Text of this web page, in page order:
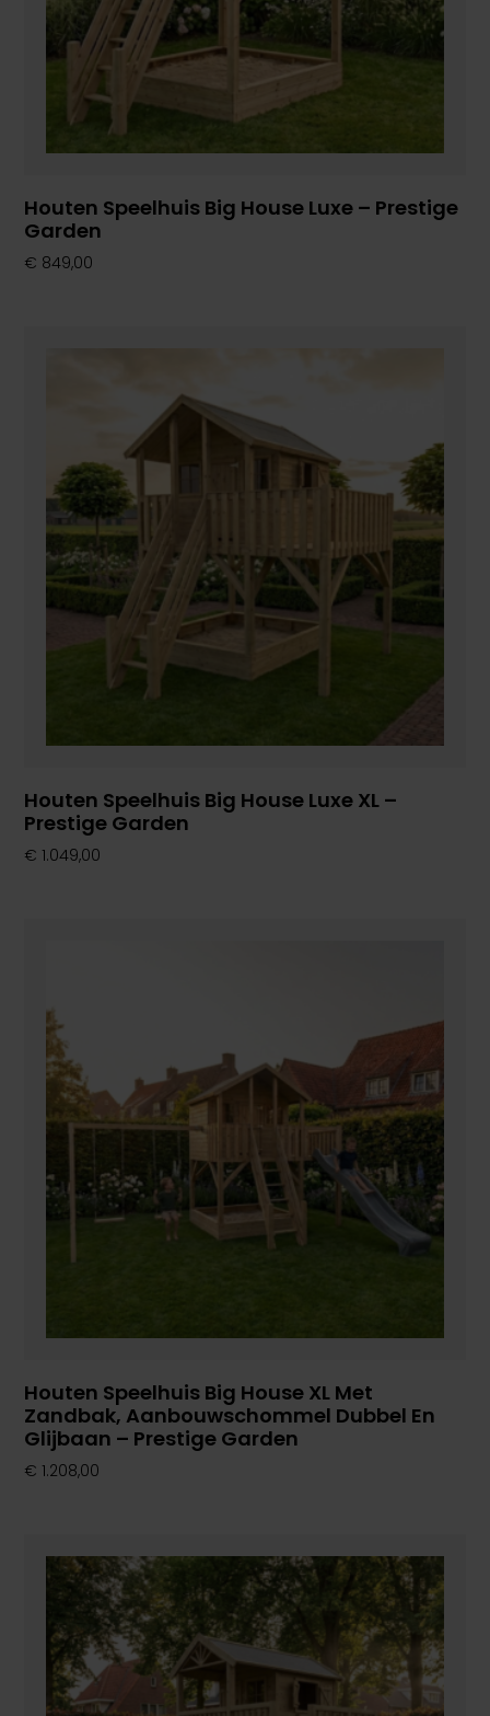
Houten Speelhuis Big House Luxe – Prestige
Garden
€ 849,00
Houten Speelhuis Big House Luxe XL –
Prestige Garden
€ 1.049,00
Houten Speelhuis Big House XL Met
Zandbak, Aanbouwschommel Dubbel En
Glijbaan – Prestige Garden
€ 1.208,00